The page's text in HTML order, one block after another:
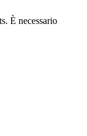
È necessario